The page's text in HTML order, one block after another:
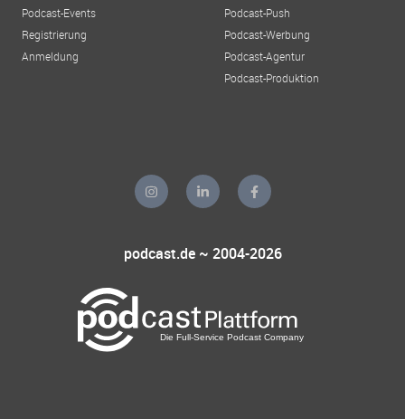
Podcast-Events
Registrierung
Anmeldung
Podcast-Push
Podcast-Werbung
Podcast-Agentur
Podcast-Produktion
podcast.de ~ 2004-2026